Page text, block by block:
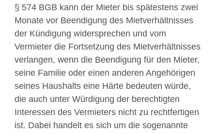
§ 574 BGB kann der Mieter bis spätestens zwei
Monate vor Beendigung des Mietverhältnisses
der Kündigung widersprechen und vom
Vermieter die Fortsetzung des Mietverhältnisses
verlangen, wenn die Beendigung für den Mieter,
seine Familie oder einen anderen Angehörigen
seines Haushalts eine Härte bedeuten würde,
die auch unter Würdigung der berechtigten
Interessen des Vermieters nicht zu rechtfertigen
ist. Dabei handelt es sich um die sogenannte